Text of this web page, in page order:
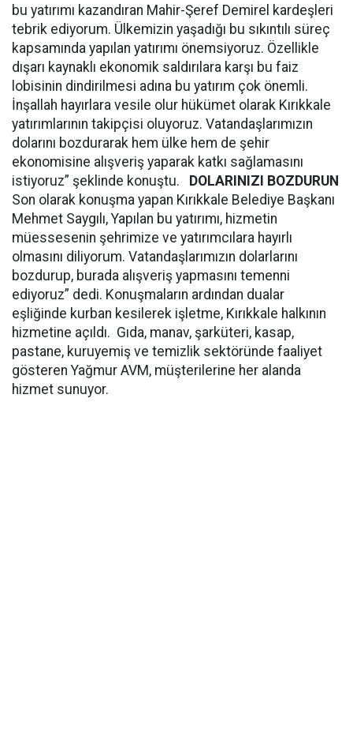
bu yatırımı kazandıran Mahir-Şeref Demirel kardeşleri
tebrik ediyorum. Ülkemizin yaşadığı bu sıkıntılı süreç
kapsamında yapılan yatırımı önemsiyoruz. Özellikle
dışarı kaynaklı ekonomik saldırılara karşı bu faiz
lobisinin dindirilmesi adına bu yatırım çok önemli.
İnşallah hayırlara vesile olur hükümet olarak Kırıkkale
yatırımlarının takipçisi oluyoruz. Vatandaşlarımızın
dolarını bozdurarak hem ülke hem de şehir
ekonomisine alışveriş yaparak katkı sağlamasını
istiyoruz” şeklinde konuştu.
DOLARINIZI BOZDURUN
Son olarak konuşma yapan Kırıkkale Belediye Başkanı
Mehmet Saygılı, Yapılan bu yatırımı, hizmetin
müessesenin şehrimize ve yatırımcılara hayırlı
olmasını diliyorum. Vatandaşlarımızın dolarlarını
bozdurup, burada alışveriş yapmasını temenni
ediyoruz” dedi. Konuşmaların ardından dualar
eşliğinde kurban kesilerek işletme, Kırıkkale halkının
hizmetine açıldı. Gıda, manav, şarküteri, kasap,
pastane, kuruyemiş ve temizlik sektöründe faaliyet
gösteren Yağmur AVM, müşterilerine her alanda
hizmet sunuyor.